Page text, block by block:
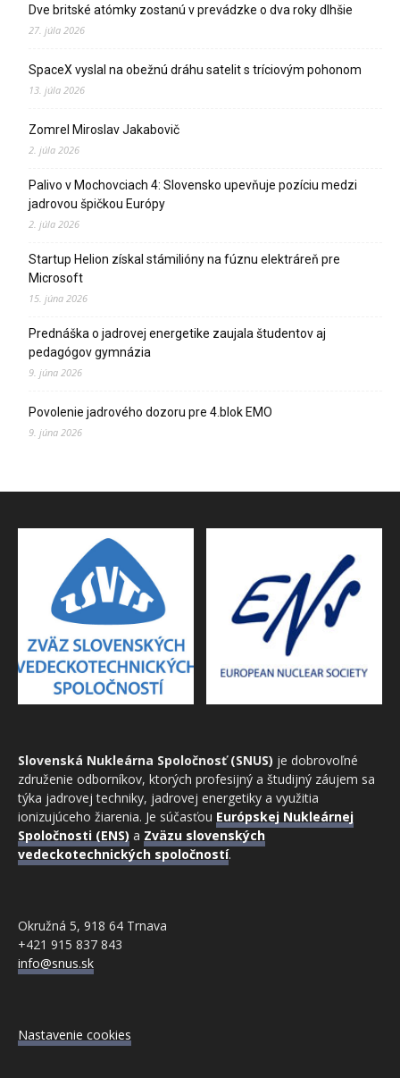
Dve britské atómky zostanú v prevádzke o dva roky dlhšie
27. júla 2026
SpaceX vyslal na obežnú dráhu satelit s tríciovým pohonom
13. júla 2026
Zomrel Miroslav Jakabovič
2. júla 2026
Palivo v Mochovciach 4: Slovensko upevňuje pozíciu medzi
jadrovou špičkou Európy
2. júla 2026
Startup Helion získal stámilióny na fúznu elektráreň pre
Microsoft
15. júna 2026
Prednáška o jadrovej energetike zaujala študentov aj
pedagógov gymnázia
9. júna 2026
Povolenie jadrového dozoru pre 4.blok EMO
9. júna 2026
Slovenská Nukleárna Spoločnosť (SNUS) je dobrovoľné
združenie odborníkov, ktorých profesijný a študijný záujem sa
týka jadrovej techniky, jadrovej energetiky a využitia
ionizujúceho žiarenia. Je súčasťou Európskej Nukleárnej
Spoločnosti (ENS) a Zväzu slovenských
vedeckotechnických spoločností.
Okružná 5, 918 64 Trnava
+421 915 837 843
info@snus.sk
Nastavenie cookies